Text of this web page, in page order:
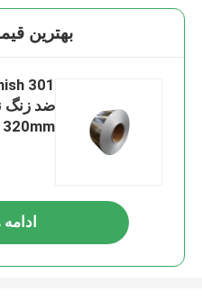
بهترين
ضد زنگ
320mm